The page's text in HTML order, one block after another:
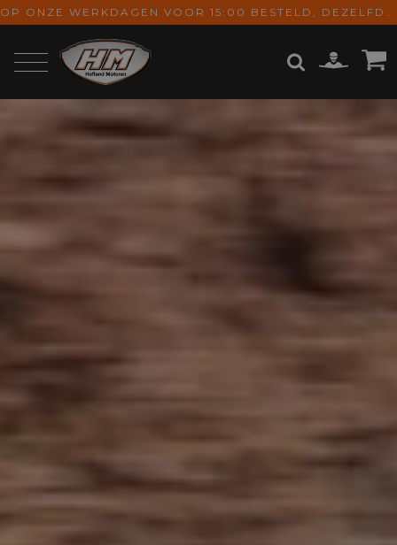
OP ONZE WERKDAGEN VOOR 15:00 BESTELD, DEZELFDE DAG VERZONDEN! GRATIS VERZENDING VANAF € 65,-
ZOEKEN